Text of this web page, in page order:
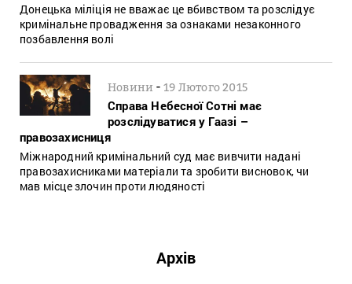
Донецька міліція не вважає це вбивством та розслідує
кримінальне провадження за ознаками незаконного
позбавлення волі
Новини -19 Лютого 2015
Справа Небесної Сотні має
розслідуватися у Гаазі –
правозахисниця
Міжнародний кримінальний суд має вивчити надані
правозахисниками матеріали та зробити висновок, чи
мав місце злочин проти людяності
Архів